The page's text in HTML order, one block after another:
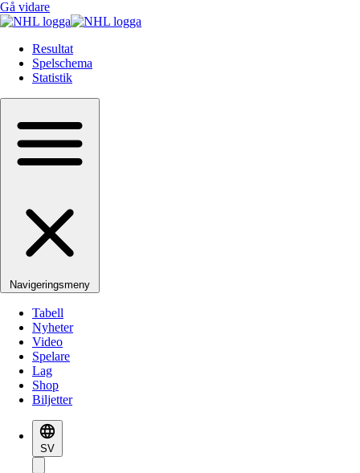
Gå vidare
Resultat
Spelschema
Statistik
Navigeringsmeny
Tabell
Nyheter
Video
Spelare
Lag
Shop
Biljetter
SV